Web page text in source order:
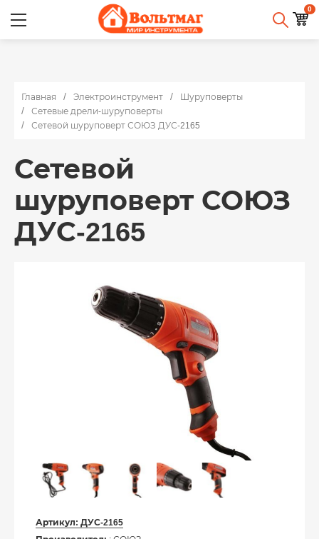
0
Главная Электроинструмент
Шуруповерты
Сетевые дрели-шуруповерты
Сетевой шуруповерт СОЮЗ ДУС-2165
Сетевой
шуруповерт СОЮЗ
ДУС-2165
Артикул: ДУС-2165